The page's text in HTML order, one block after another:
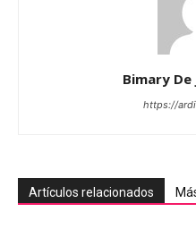
Bimary De
https://
Artículos relacionados